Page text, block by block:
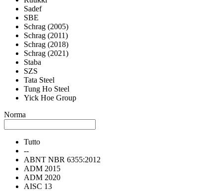
Sadef
SBE
Schrag (2005)
Schrag (2011)
Schrag (2018)
Schrag (2021)
Staba
SZS
Tata Steel
Tung Ho Steel
Yick Hoe Group
Norma
Tutto
--
ABNT NBR 6355:2012
ADM 2015
ADM 2020
AISC 13